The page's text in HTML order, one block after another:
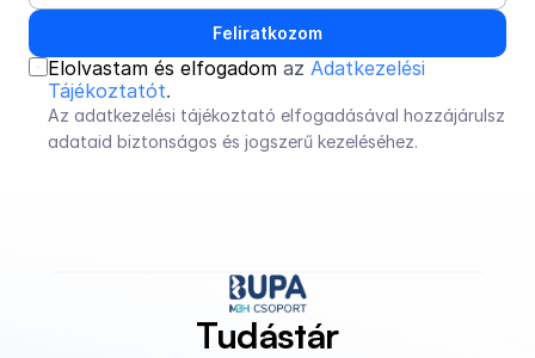
Feliratkozom
Elolvastam és elfogadom az Adatkezelési
Tájékoztatót.
Az adatkezelési tájékoztató elfogadásával hozzájárulsz
adataid biztonságos és jogszerű kezeléséhez.
Tudástár